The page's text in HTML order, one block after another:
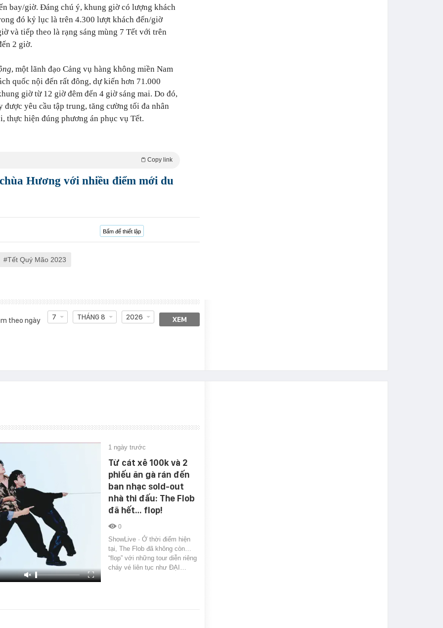
bay/giờ. Đáng chú ý, khung giờ có lượng khách
đó kỷ lục là trên 4.300 lượt khách đến/giờ
và tiếp theo là rạng sáng mùng 7 Tết với trên
2 giờ.
, một lãnh đạo Cảng vụ hàng không miền Nam
quốc nội đến rất đông, dự kiến hơn 71.000
giờ từ 12 giờ đêm đến 4 giờ sáng mai. Do đó,
được yêu cầu tập trung, tăng cường tối đa nhân
thực hiện đúng phương án phục vụ Tết.
Copy link
Hương với nhiều điểm mới du
Bấm để thiết lập
Tết Quý Mão 2023
theo ngày 7 THÁNG 8 2026 XEM
1 ngày trước
Từ cát xê 100k và 2
phiếu ăn gà rán đến
ban nhạc sold-out
nhà thi đấu: The Flob
đã hết… flop!
0
ShowLive · Ở thời điểm hiện
tại, The Flob đã không còn…
“flop” với những tour diễn riêng
cháy vé liên tục như ĐẠI…